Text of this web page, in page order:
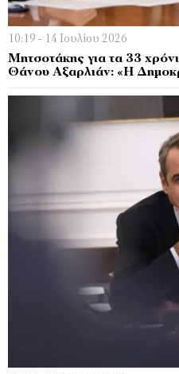
10:19 - 14 Ιουλίου 2026
Μητσοτάκης για τα 33
Θάνου Αξαρλιάν: «Η